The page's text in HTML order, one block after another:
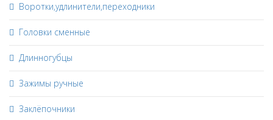
Воротки,удлинители,переходники
Головки сменные
Длинногубцы
Зажимы ручные
Заклёпочники